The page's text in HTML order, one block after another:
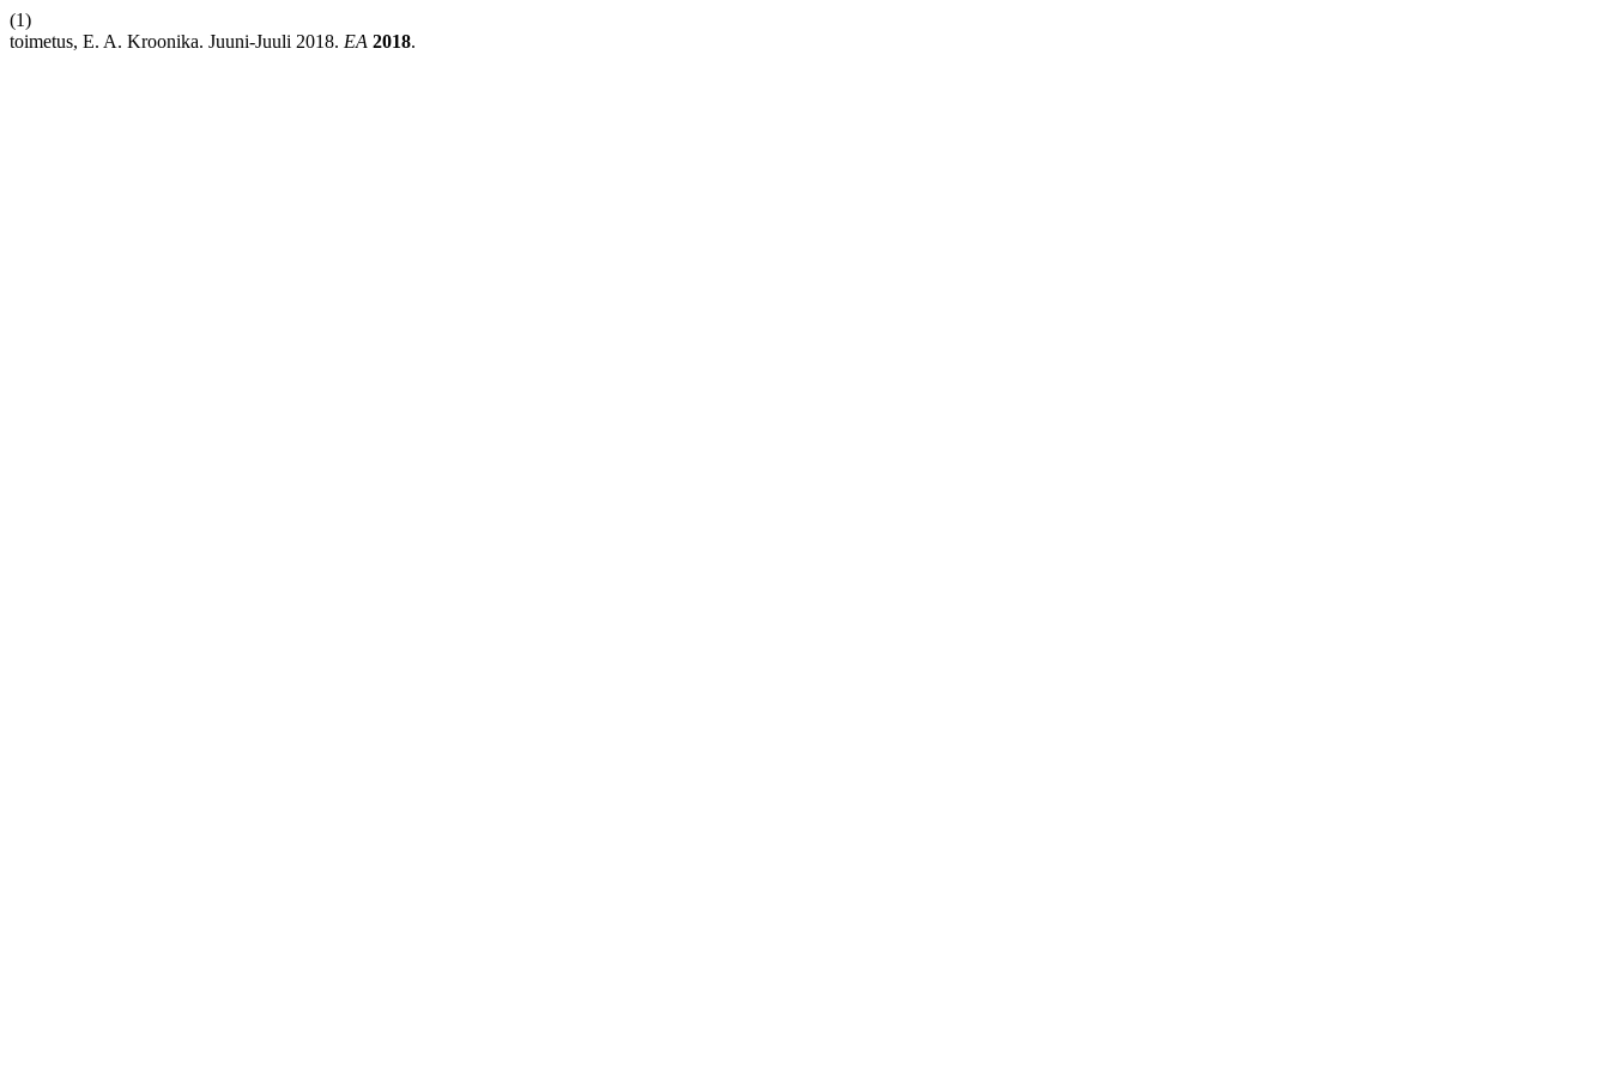
(1)
toimetus, E. A. Kroonika. Juuni-Juuli 2018. EA 2018.